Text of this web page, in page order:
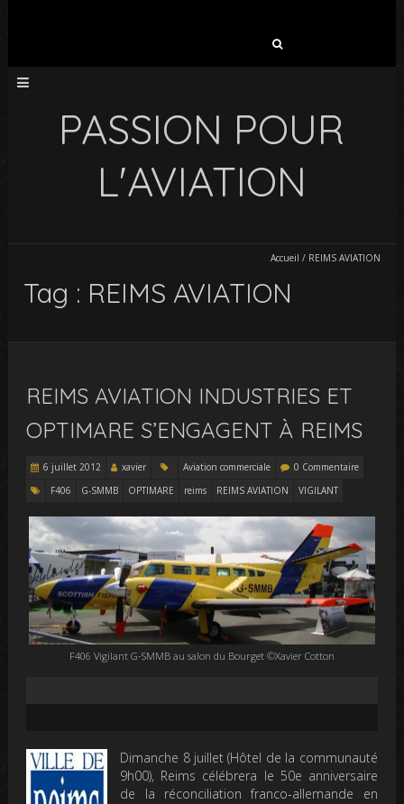
PASSION POUR
L'AVIATION
Accueil / REIMS AVIATION
Tag : REIMS AVIATION
REIMS AVIATION INDUSTRIES ET
OPTIMARE S’ENGAGENT À REIMS
6 juillet 2012 xavier Aviation commerciale
0 Commentaire
F406
G-SMMB OPTIMARE reims REIMS AVIATION VIGILANT
F406 Vigilant G-SMMB au salon du Bourget ©Xavier Cotton
Dimanche 8 juillet (Hôtel de la communauté
9h00), Reims célébrera le 50e anniversaire
de la réconciliation franco-allemande en